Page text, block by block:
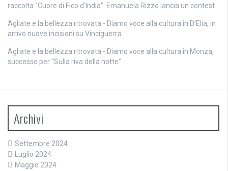
raccolta “Cuore di Fico d’India”: Emanuela Rizzo lancia un contest
Agliate e la bellezza ritrovata - Diamo voce alla cultura in D’Elia, in
arrivo nuove incisioni su Vinciguerra
Agliate e la bellezza ritrovata - Diamo voce alla cultura in Monza,
successo per “Sulla riva della notte”
Archivi
Settembre 2024
Luglio 2024
Maggio 2024